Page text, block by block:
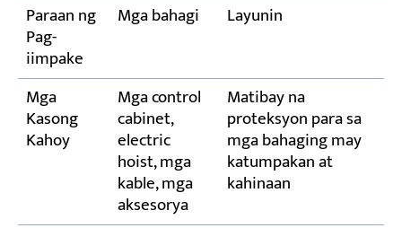
Paraan ng
Pag-
iimpake
Mga bahagi Layunin
Mga
Kasong
Kahoy
Mga control
cabinet,
electric
hoist, mga
kable, mga
aksesorya
Matibay na
proteksyon para sa
mga bahaging may
katumpakan at
kahinaan